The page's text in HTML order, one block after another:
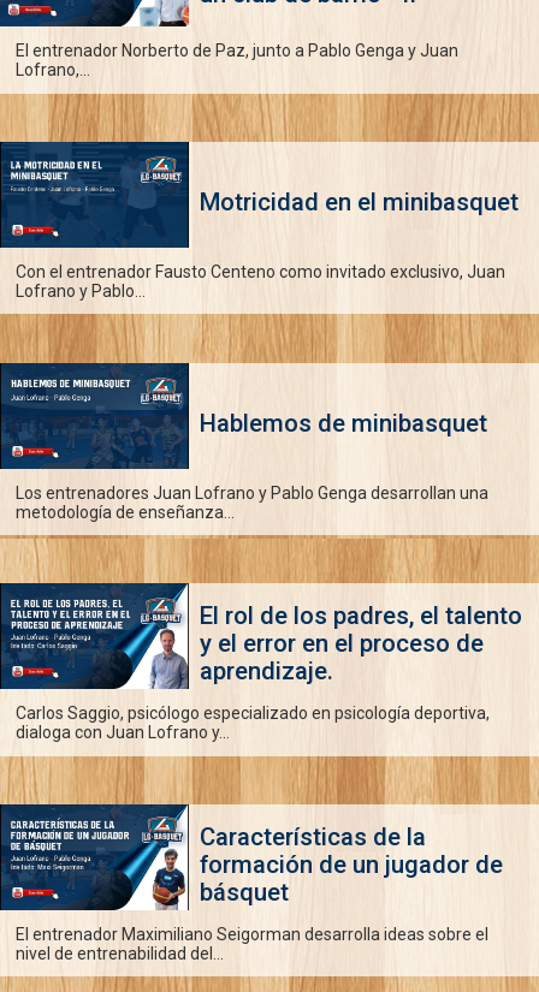
El entrenador Norberto de Paz, junto a Pablo Genga y Juan
Lofrano,...
Motricidad en el minibasquet
Con el entrenador Fausto Centeno como invitado exclusivo, Juan
Lofrano y Pablo...
Hablemos de minibasquet
Los entrenadores Juan Lofrano y Pablo Genga desarrollan una
metodología de enseñanza...
El rol de los padres, el talento
y el error en el proceso de
aprendizaje.
Carlos Saggio, psicólogo especializado en psicología deportiva,
dialoga con Juan Lofrano y...
Características de la
formación de un jugador de
básquet
El entrenador Maximiliano Seigorman desarrolla ideas sobre el
nivel de entrenabilidad del...